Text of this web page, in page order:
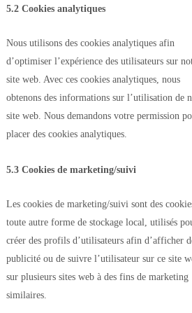
5.2 Cookies analytiques
Nous utilisons des cookies analytiques afin
d’optimiser l’expérience des utilisateurs sur
site web. Avec ces cookies analytiques, nous
obtenons des informations sur l’utilisation de
site web. Nous demandons votre permission
placer des cookies analytiques.
5.3 Cookies de marketing/suivi
Les cookies de marketing/suivi sont des
toute autre forme de stockage local, utilisés
créer des profils d’utilisateurs afin d’afficher
publicité ou de suivre l’utilisateur sur ce site
sur plusieurs sites web à des fins de marketing
similaires.